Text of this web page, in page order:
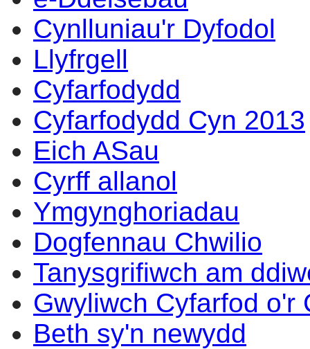
Cynlluniau'r Dyfodol
Llyfrgell
Cyfarfodydd
Cyfarfodydd Cyn 2013
Eich ASau
Cyrff allanol
Ymgynghoriadau
Dogfennau Chwilio
Tanysgrifiwch am
Gwyliwch Cyfarfod o'r
Beth sy'n newydd